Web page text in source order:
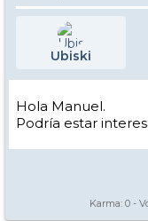
Ubiski
Hola Manuel.
Podría estar
Karma: 0 -